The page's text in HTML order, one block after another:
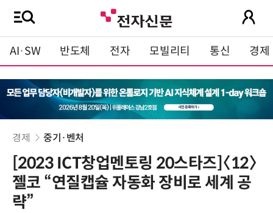
AI·SW 반도체 전자 모빌리티 통신 경제
경제 중기·벤처
[2023 ICT창업멘토링 20스타즈]〈12〉
젤코 “연질캡슐 자동화 장비로 세계 공
략”